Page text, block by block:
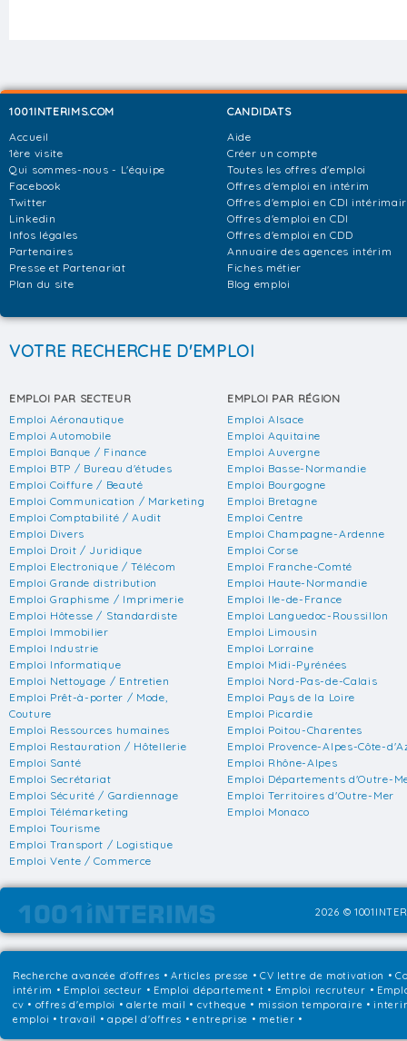
1001INTERIMS.COM
Accueil
1ère visite
Qui sommes-nous - L'équipe
Facebook
Twitter
Linkedin
Infos légales
Partenaires
Presse et Partenariat
Plan du site
CANDIDATS
Aide
Créer un compte
Toutes les offres d'emploi
Offres d'emploi en intérim
Offres d'emploi en CDI
Offres d'emploi en CDI
Offres d'emploi en CDD
Annuaire des agences intérim
Fiches métier
Blog emploi
VOTRE RECHERCHE D'EMPLOI
EMPLOI PAR SECTEUR
Emploi Aéronautique
Emploi Automobile
Emploi Banque / Finance
Emploi BTP / Bureau d'études
Emploi Coiffure / Beauté
Emploi Communication / Marketing
Emploi Comptabilité / Audit
Emploi Divers
Emploi Droit / Juridique
Emploi Electronique / Télécom
Emploi Grande distribution
Emploi Graphisme / Imprimerie
Emploi Hôtesse / Standardiste
Emploi Immobilier
Emploi Industrie
Emploi Informatique
Emploi Nettoyage / Entretien
Emploi Prêt-à-porter / Mode,
Couture
Emploi Ressources humaines
Emploi Restauration / Hôtellerie
Emploi Santé
Emploi Secrétariat
Emploi Sécurité / Gardiennage
Emploi Télémarketing
Emploi Tourisme
Emploi Transport / Logistique
Emploi Vente / Commerce
EMPLOI PAR RÉGION
Emploi Alsace
Emploi Aquitaine
Emploi Auvergne
Emploi Basse-Normandie
Emploi Bourgogne
Emploi Bretagne
Emploi Centre
Emploi Champagne-Ardenne
Emploi Corse
Emploi Franche-Comté
Emploi Haute-Normandie
Emploi Ile-de-France
Emploi Languedoc-Roussillon
Emploi Limousin
Emploi Lorraine
Emploi Midi-Pyrénées
Emploi Nord-Pas-de-Calais
Emploi Pays de la Loire
Emploi Picardie
Emploi Poitou-Charentes
Emploi Provence-Alpes-Côte-
Emploi Rhône-Alpes
Emploi Départements d'Outre-
Emploi Territoires d'Outre-Mer
Emploi Monaco
2026 ©
Recherche avancée d'offres •Articles presse • CV lettre de motivation •
intérim • Emploi secteur • Emploi département • Emploi recruteur •
cv • offres d'emploi • alerte mail • cvtheque • mission temporaire •
emploi • travail • appel d'offres • entreprise • metier •